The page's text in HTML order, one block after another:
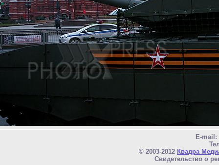
E-mail:
© 2003-2012 Квадра
Свидетельство о